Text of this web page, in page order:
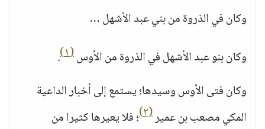
وكان في الذروة من بني عبد الأشهل …
وكان بنو عبد الأشهل في الذروة من الأوس(١) .
وكان فتى الأوس وسيدها؛ يستمع إلى أخبار الداعية
المكي مصعب بن عمير(٢) ؛ فلا يعيرها كثيرا من